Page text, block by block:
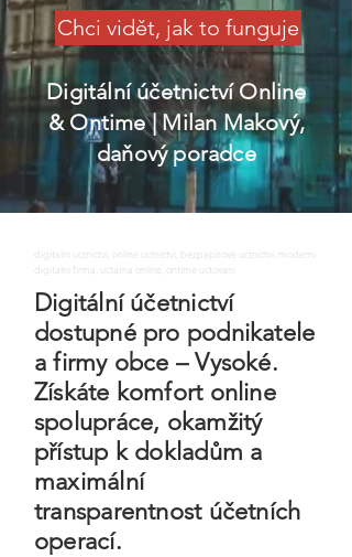
Chci vidět, jak to funguje
Digitální účetnictví Online
& Ontime| Milan Makový,
daňový poradce
digitalni uctnictvi, online uctnictvi, bezpapirove uctnictvi, moderni
digitalni firma, uctarna online, ontime uctovani
Digitální účetnictví
dostupné pro podnikatele
a firmy obce – Vysoké.
Získáte komfort online
spolupráce, okamžitý
přístup k dokladům a
maximální
transparentnost účetních
operací.